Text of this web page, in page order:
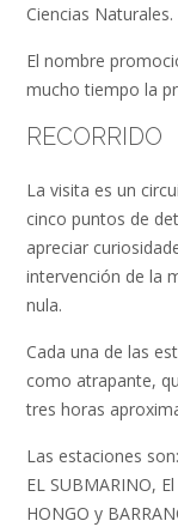
Ciencias Naturales.
El nombre
mucho tiempo la
RECORRIDO
La visita es un
cinco puntos de
apreciar
intervención de la
nula.
Cada una de las
como atrapante,
tres horas
Las estaciones
EL SUBMARINO,
HONGO y